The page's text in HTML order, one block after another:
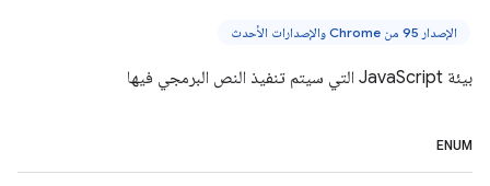
الإصدار 95 من Chrome والإصدارات الأحدث
بيئة JavaScript التي سيتم تنفيذ النص البرمجي فيها
ENUM